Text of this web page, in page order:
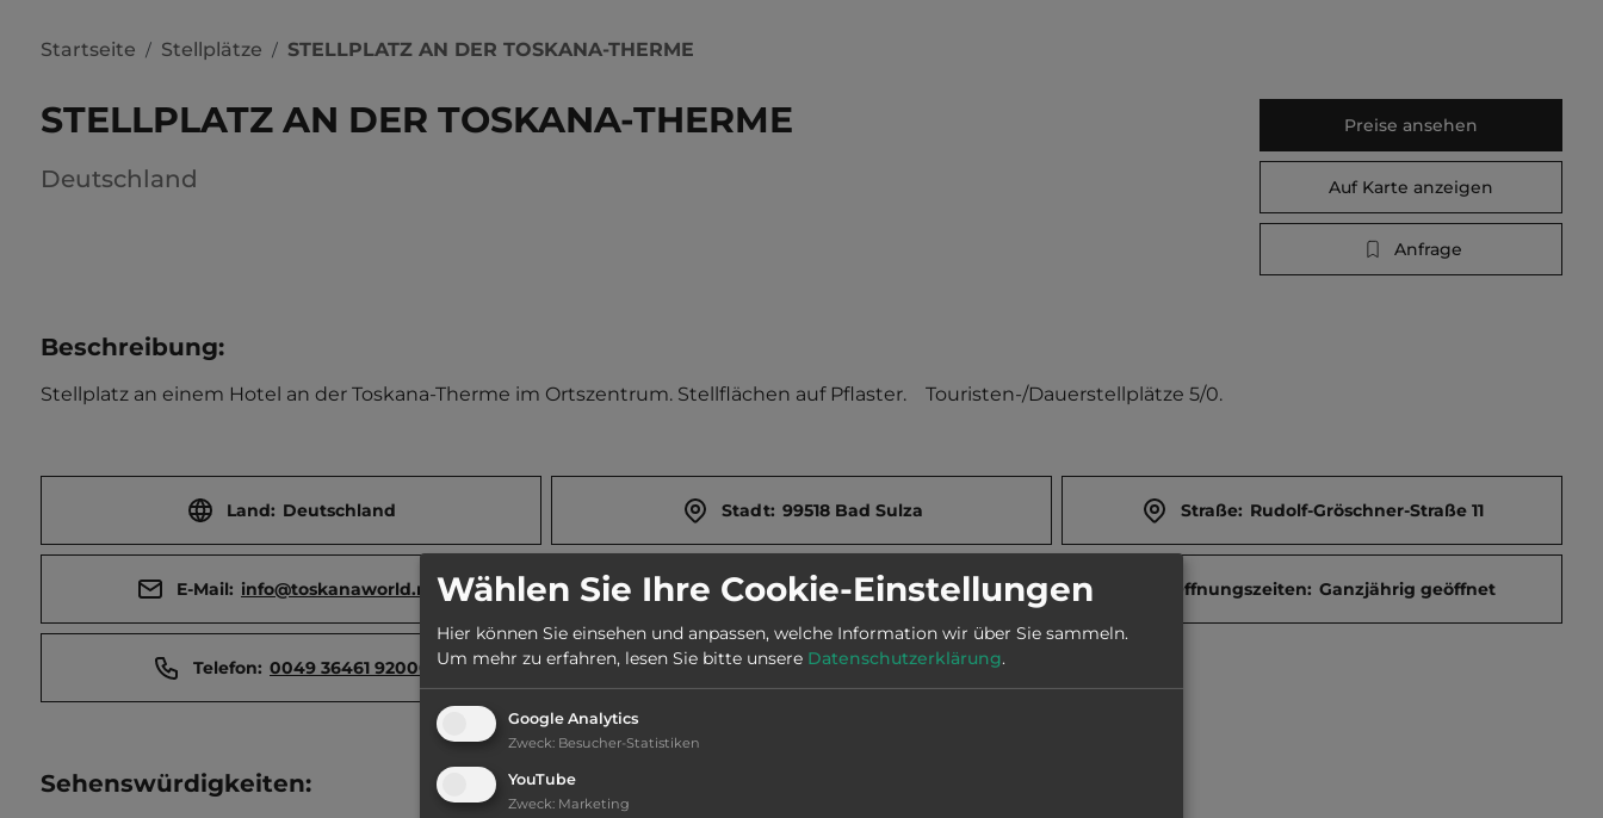
Startseite / Stellplätze / STELLPLATZ AN DER TOSKANA-THERME
STELLPLATZ AN DER TOSKANA-THERME
Deutschland
Preise ansehen
Auf Karte anzeigen
Anfrage
Beschreibung:
Stellplatz an einem Hotel an der Toskana-Therme im Ortszentrum. Stellflächen auf Pflaster.    Touristen-/Dauerstellplätze 5/0.
Land: Deutschland Stadt: 99518 Bad Sulza Straße: Rudolf-Gröschner-Straße 11
E-Mail: info@toskanaworld.net Webseite: www.toskanaworld.net Öffnungszeiten: Ganzjährig geöffnet
Telefon: 0049 36461 92000
Sehenswürdigkeiten:
Wählen Sie Ihre Cookie-Einstellungen
Hier können Sie einsehen und anpassen, welche Information wir über Sie sammeln.
Um mehr zu erfahren, lesen Sie bitte unsere Datenschutzerklärung.
Google Analytics
Zweck: Besucher-Statistiken
YouTube
Zweck: Marketing